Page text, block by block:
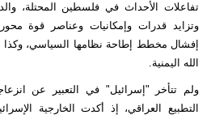
تفاعلات الأحداث في فلسطين المحتلة،
وتزايد قدرات وإمكانيات وعناصر قوة
إفشال مخطط إطاحة نظامها السياسي، وكذا
الله اليمنية.
ولم تتأخر "إسرائيل" في التعبير عن
التطبيع العراقي، إذ أكدت الخارجية